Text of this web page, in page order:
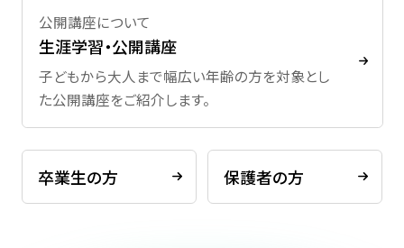
公開講座について
生涯学習・公開講座
子どもから大人まで幅広い年齢の方を対象とし
た公開講座をご紹介します。
卒業生の方 保護者の方